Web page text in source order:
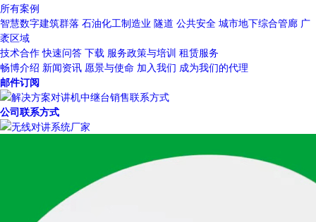
所有案例
智慧数字建筑群落 石油化工制造业 隧道 公共安全 城市地下综合管廊 广
袤区域
技术合作 快速问答 下载 服务政策与培训 租赁服务
畅博介绍 新闻资讯 愿景与使命 加入我们 成为我们的代理
邮件订阅
公司联系方式